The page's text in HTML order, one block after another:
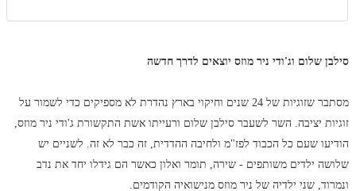
סילבן שלום וג'ודי ניר מוזס יוצאים לדרך חדשה
מסתבר שזוגיות של 24 שנים וחיקוי בארץ נהדרת לא מספיקים כדי לשמור על
זוגיות יציבה. השר לשעבר סילבן שלום ורעייתו אשת התקשורת ג'ודי ניר מוזס,
הודיעו שעם כל הכבוד לפז"מ ולחיבה ההדדית, זה כבר לא זה. לשניים יש
שלושה ילדים משותפים - שירה, תומר ואלון כאשר הם גידלו יחד את נדב
ונמרוד, שני ילדיה של ניר מוזס מנישואיה הקודמים.